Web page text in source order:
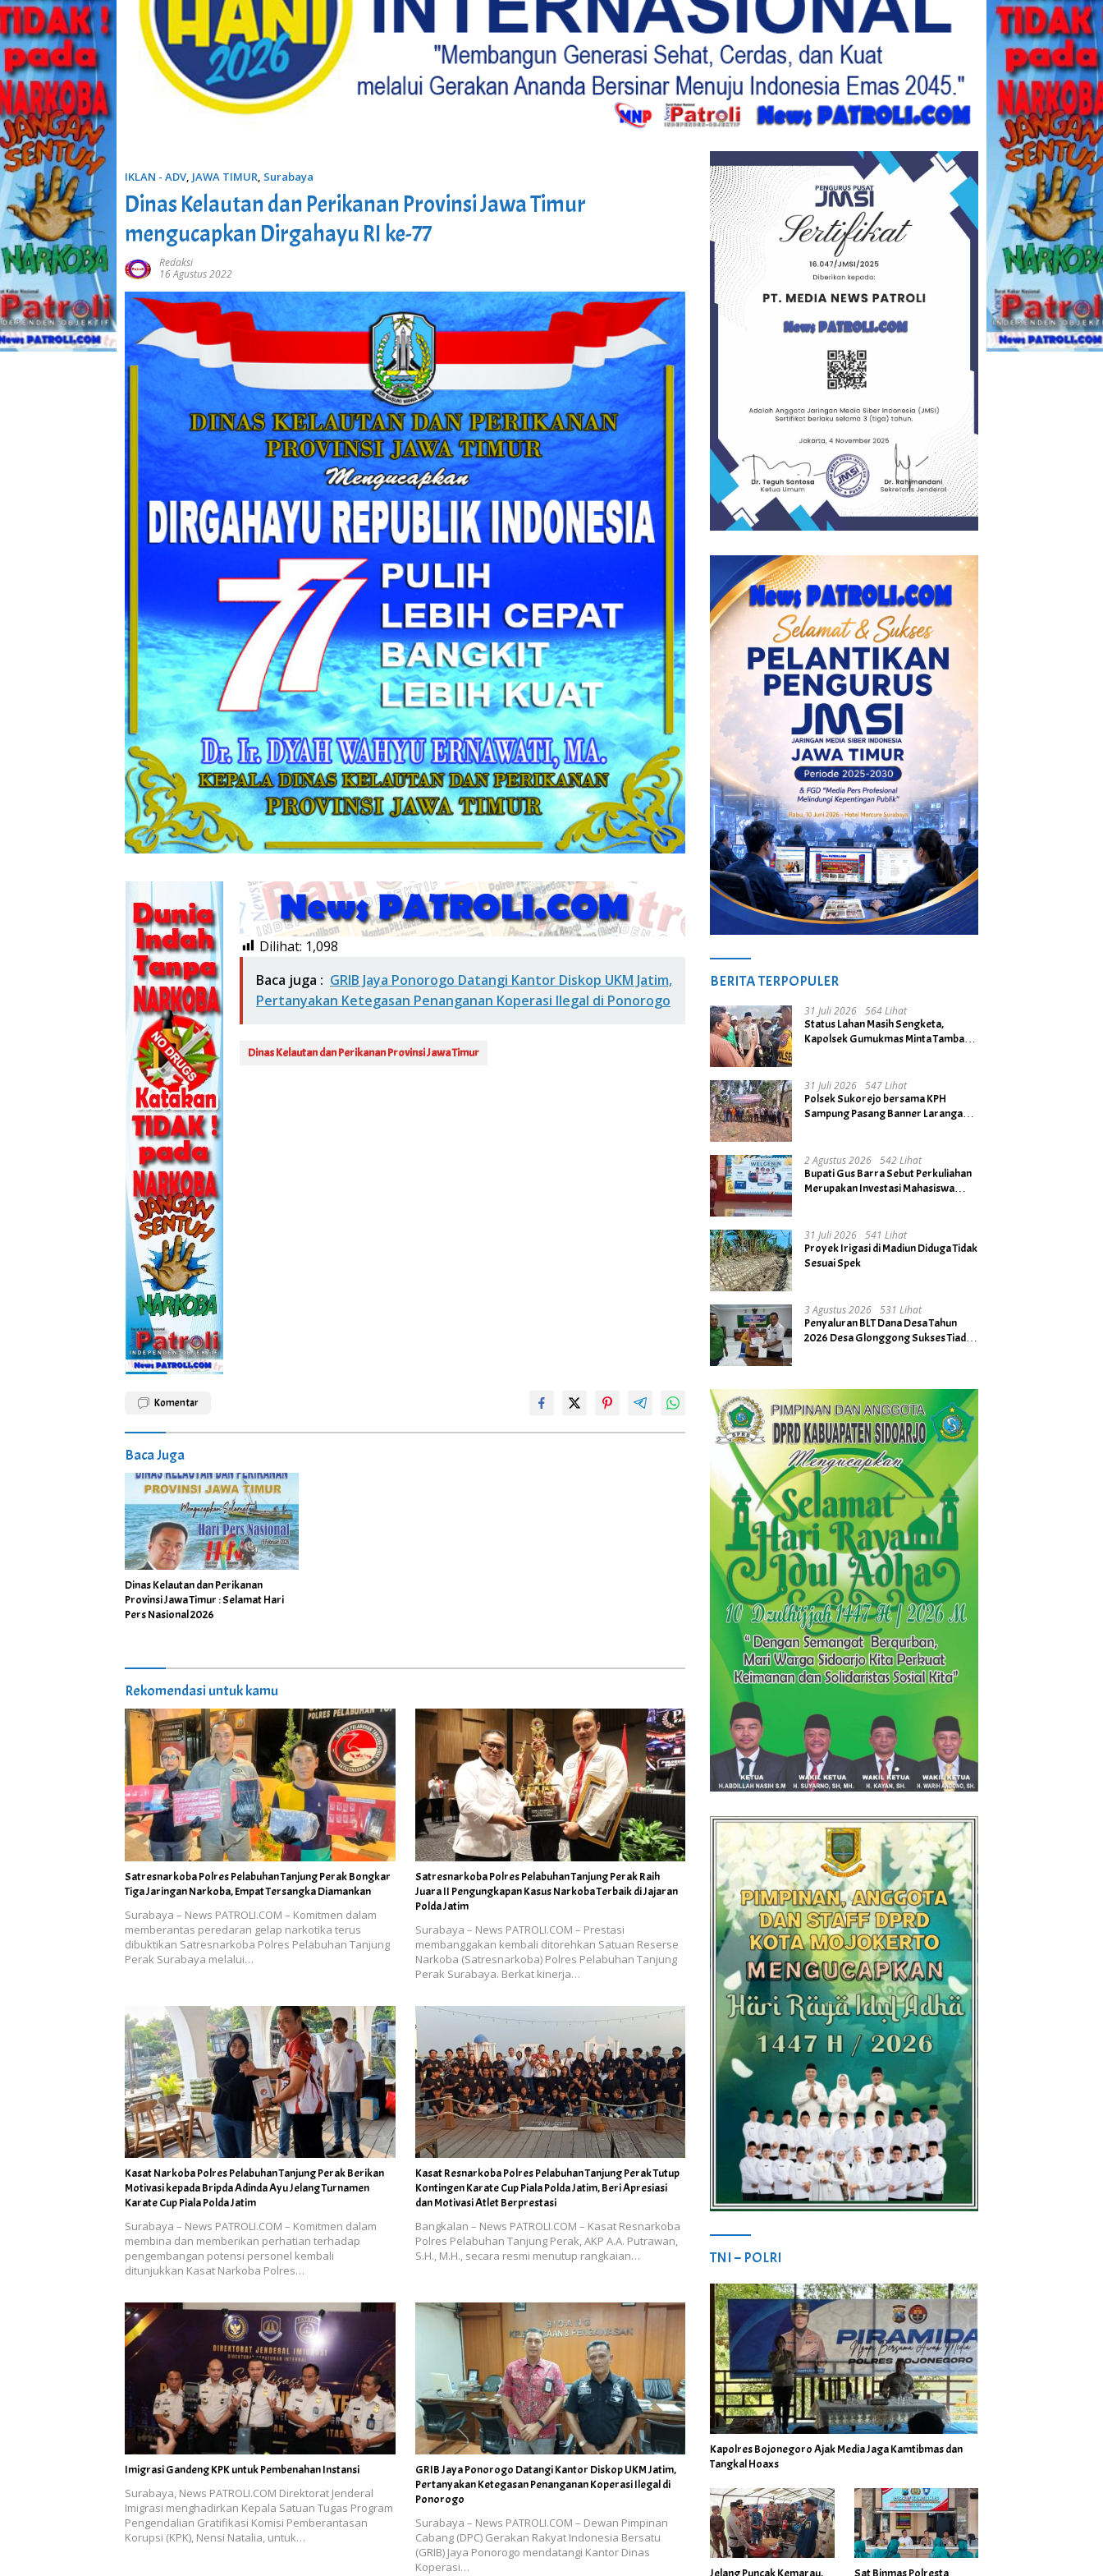
IKLAN - ADV, JAWA TIMUR, Surabaya
Dinas Kelautan dan Perikanan Provinsi Jawa Timur
mengucapkan Dirgahayu RI ke-77
Redaksi
16 Agustus 2022
Dilihat: 1,098
Baca juga : GRIB Jaya Ponorogo Datangi Kantor Diskop UKM Jatim,
Pertanyakan Ketegasan Penanganan Koperasi Ilegal di Ponorogo
Dinas Kelautan dan Perikanan Provinsi Jawa Timur
Komentar
Baca Juga
Dinas Kelautan dan Perikanan
Provinsi Jawa Timur : Selamat Hari
Pers Nasional 2026
Rekomendasi untuk kamu
Satresnarkoba Polres Pelabuhan Tanjung Perak Bongkar
Tiga Jaringan Narkoba, Empat Tersangka Diamankan
Surabaya – News PATROLI.COM – Komitmen dalam
memberantas peredaran gelap narkotika terus
dibuktikan Satresnarkoba Polres Pelabuhan Tanjung
Perak Surabaya melalui…
Satresnarkoba Polres Pelabuhan Tanjung Perak Raih
Juara II Pengungkapan Kasus Narkoba Terbaik di Jajaran
Polda Jatim
Surabaya – News PATROLI.COM – Prestasi
membanggakan kembali ditorehkan Satuan Reserse
Narkoba (Satresnarkoba) Polres Pelabuhan Tanjung
Perak Surabaya. Berkat kinerja…
Kasat Narkoba Polres Pelabuhan Tanjung Perak Berikan
Motivasi kepada Bripda Adinda Ayu Jelang Turnamen
Karate Cup Piala Polda Jatim
Surabaya – News PATROLI.COM – Komitmen dalam
membina dan memberikan perhatian terhadap
pengembangan potensi personel kembali
ditunjukkan Kasat Narkoba Polres…
Kasat Resnarkoba Polres Pelabuhan Tanjung Perak Tutup
Kontingen Karate Cup Piala Polda Jatim, Beri Apresiasi
dan Motivasi Atlet Berprestasi
Bangkalan – News PATROLI.COM – Kasat Resnarkoba
Polres Pelabuhan Tanjung Perak, AKP A.A. Putrawan,
S.H., M.H., secara resmi menutup rangkaian…
Imigrasi Gandeng KPK untuk Pembenahan Instansi
Surabaya, News PATROLI.COM Direktorat Jenderal
Imigrasi menghadirkan Kepala Satuan Tugas Program
Pengendalian Gratifikasi Komisi Pemberantasan
Korupsi (KPK), Nensi Natalia, untuk…
GRIB Jaya Ponorogo Datangi Kantor Diskop UKM Jatim,
Pertanyakan Ketegasan Penanganan Koperasi Ilegal di
Ponorogo
Surabaya – News PATROLI.COM – Dewan Pimpinan
Cabang (DPC) Gerakan Rakyat Indonesia Bersatu
(GRIB) Jaya Ponorogo mendatangi Kantor Dinas
Koperasi…
BERITA TERPOPULER
31 Juli 2026
564 Lihat
Status Lahan Masih Sengketa,
Kapolsek Gumukmas Minta Tambang
31 Juli 2026
547 Lihat
Polsek Sukorejo bersama KPH
Sampung Pasang Banner Larangan
2 Agustus 2026
542 Lihat
Bupati Gus Barra Sebut Perkuliahan
Merupakan Investasi Mahasiswa
31 Juli 2026
541 Lihat
Proyek Irigasi di Madiun Diduga Tidak
Sesuai Spek
3 Agustus 2026
531 Lihat
Penyaluran BLT Dana Desa Tahun
2026 Desa Glonggong Sukses Tiada
TNI – POLRI
Kapolres Bojonegoro Ajak Media Jaga Kamtibmas dan
Tangkal Hoaxs
Jelang Puncak Kemarau, Sat Binmas Polresta